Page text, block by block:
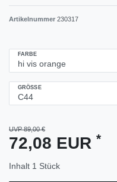
Artikelnummer 230317
FARBE
GRÖSSE
UVP 89,00 €
72,08 EUR *
Inhalt 1 Stück